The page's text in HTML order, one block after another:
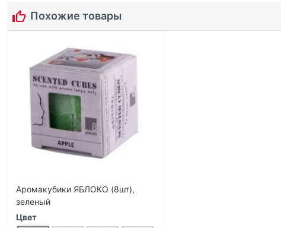
Похожие товары
Аромакубики ЯБЛОКО (8шт),
зеленый
Цвет